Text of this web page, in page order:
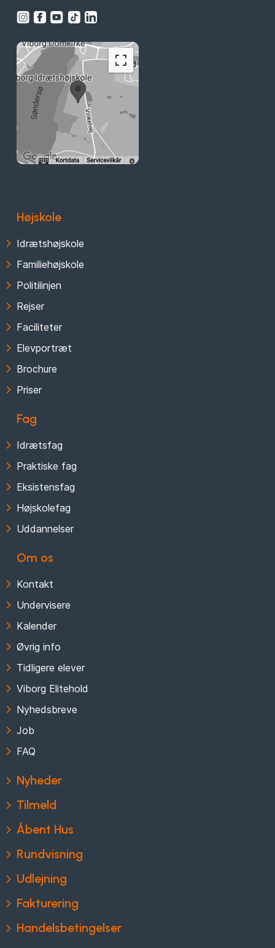
Højskole
Idrætshøjskole
Familiehøjskole
Politilinjen
Rejser
Faciliteter
Elevportræt
Brochure
Priser
Fag
Idrætsfag
Praktiske fag
Eksistensfag
Højskolefag
Uddannelser
Om os
Kontakt
Undervisere
Kalender
Øvrig info
Tidligere elever
Viborg Elitehold
Nyhedsbreve
Job
FAQ
Nyheder
Tilmeld
Åbent Hus
Rundvisning
Udlejning
Fakturering
Handelsbetingelser